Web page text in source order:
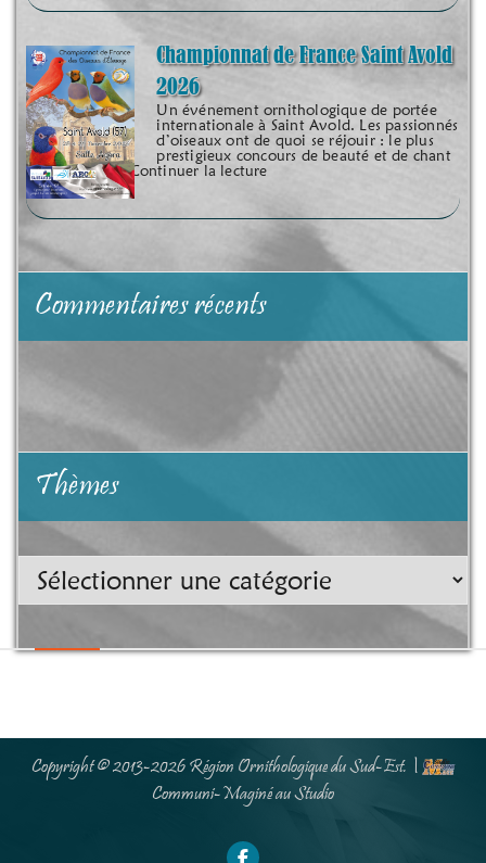
Championnat de France Saint Avold
2026
Un événement ornithologique de portée
internationale à Saint Avold. Les passionnés
d’oiseaux ont de quoi se réjouir : le plus
prestigieux concours de beauté et de chant
organisé sur le Continuer la lecture
Commentaires récents
Thèmes
Thèmes
Copyright © 2013-2026Région Ornithologique du Sud-Est. |
Communi-Maginé auStudio